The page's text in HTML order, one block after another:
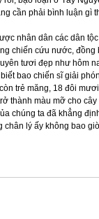
cần phải bình luận gì
nhân dân các dân
chiến cứu nước,
tươi đẹp như hôm
bao chiến sĩ giải
trẻ măng, 18 đôi
thành màu mỡ cho
chúng ta đã khẳng
chân lý ấy không bao